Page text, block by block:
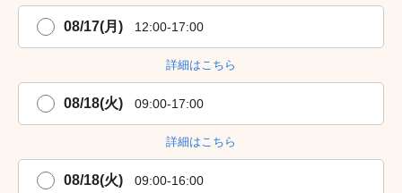
08/17(月) 12:00-17:00
詳細はこちら
08/18(火) 09:00-17:00
詳細はこちら
08/18(火) 09:00-16:00